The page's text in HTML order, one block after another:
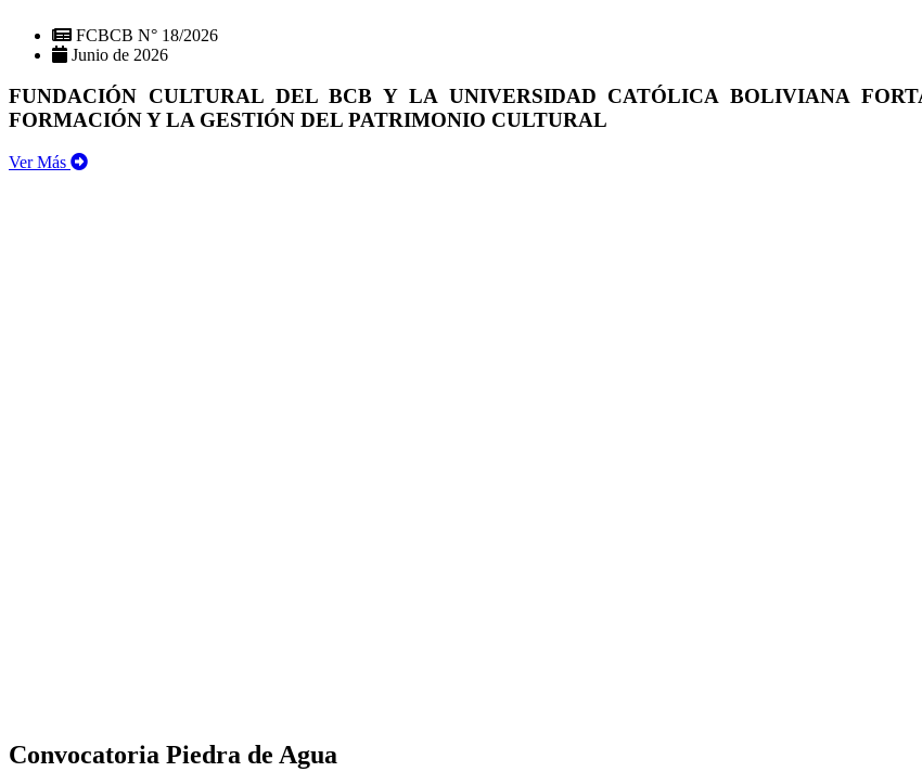
FCBCB N° 18/2026
Junio de 2026
FUNDACIÓN CULTURAL DEL BCB Y LA UNIVERSIDAD CATÓLICA BOLIVIANA
FORMACIÓN Y LA GESTIÓN DEL PATRIMONIO CULTURAL
Ver Más
Convocatoria Piedra de Agua